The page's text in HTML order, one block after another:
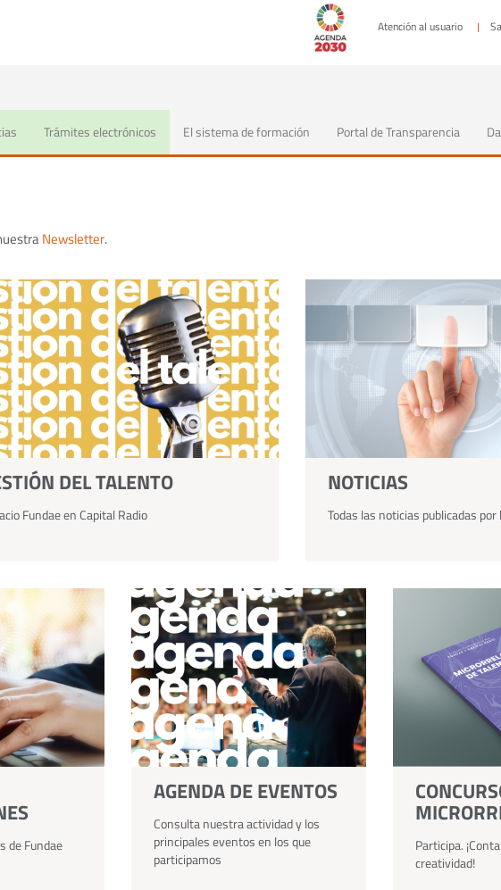
Atención al usuario
Trámites electrónicos El sistema de formación Portal de Transparencia
Newsletter.
DEL TALENTO
Fundae en Capital Radio
NOTICIAS
Todas las noticias publicadas por
de Fundae
AGENDA DE EVENTOS
Consulta nuestra actividad y los
principales eventos en los que
participamos
Participa.
creatividad!